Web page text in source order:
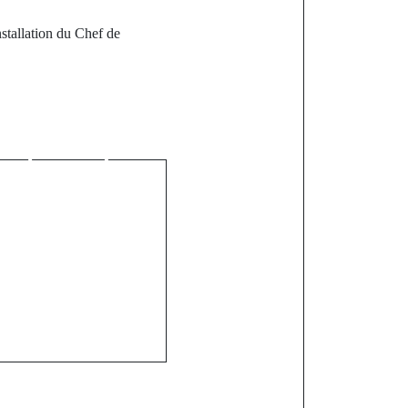
du Chef de
forces de